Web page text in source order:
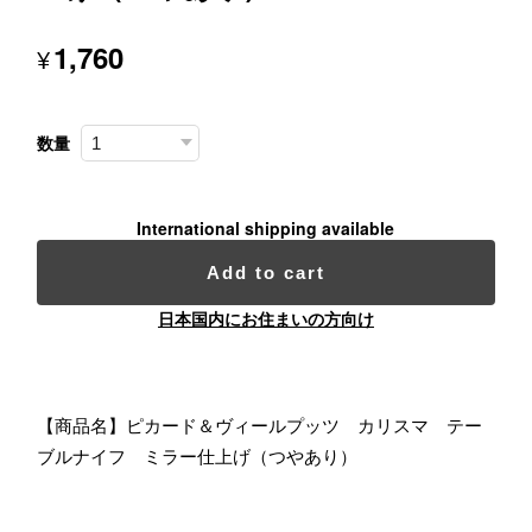
¥1,760
数量
International shipping available
Add to cart
日本国内にお住まいの方向け
【商品名】ピカード＆ヴィールプッツ カリスマ テー
ブルナイフ ミラー仕上げ（つやあり）